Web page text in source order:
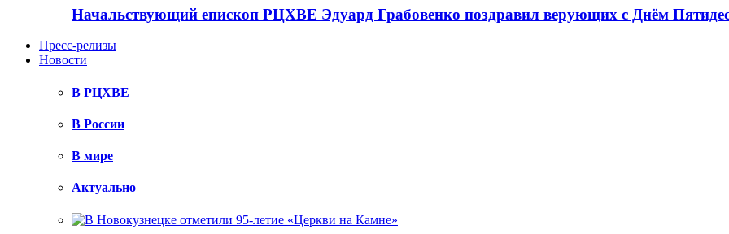
Начальствующий епископ РЦХВЕ Эдуард Грабовенко поздравил верующих с Днём
Пресс-релизы
Новости
В РЦХВЕ
В России
В мире
Актуально